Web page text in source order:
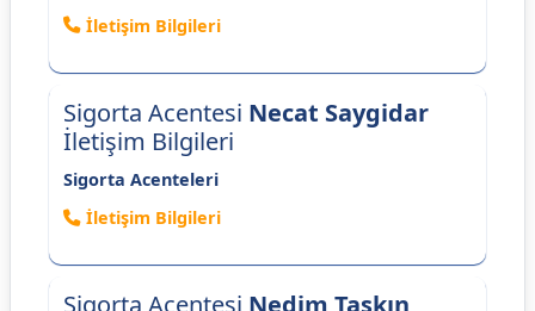
İletişim Bilgileri
Sigorta Acentesi Necat Saygidar
İletişim Bilgileri
Sigorta Acenteleri
İletişim Bilgileri